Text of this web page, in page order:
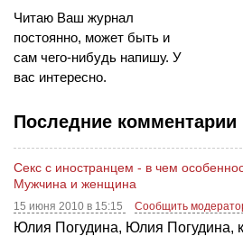
Читаю Ваш журнал
постоянно, может быть и
сам чего-нибудь напишу. У
вас интересно.
Последние комментарии
Секс с иностранцем - в чем
Мужчина и женщина
15 июня 2010 в 15:15 Сообщить
Юлия Погудина, Юлия Погудина,